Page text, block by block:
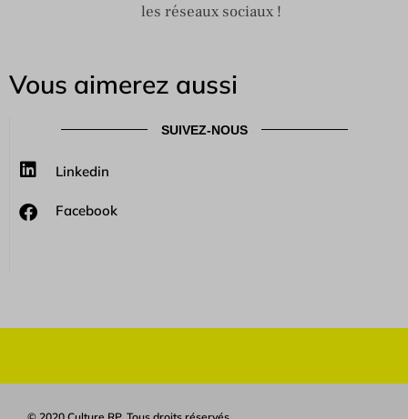
les réseaux sociaux !
Vous aimerez aussi
SUIVEZ-NOUS
Linkedin
Facebook